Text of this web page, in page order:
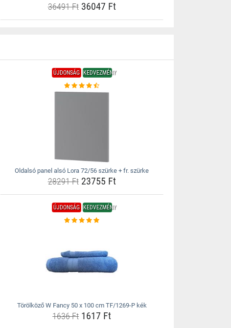
36491 Ft36047 Ft
ÚJDONSÁG KEDVEZMÉNY
Oldalsó panel alsó Lora 72/56 szürke + fr. szürke
28291 Ft23755 Ft
ÚJDONSÁG KEDVEZMÉNY
Törölköző W Fancy 50 x 100 cm TF/1269-P kék
1636 Ft 1617 Ft